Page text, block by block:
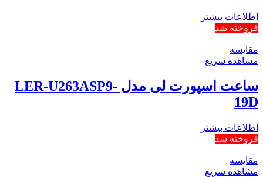
اطلاعات بیشتر
فروخته شد
مقایسه
مشاهده سریع
ساعت اسپورت لی مدل LER-U263ASP9-
19D
اطلاعات بیشتر
فروخته شد
مقایسه
مشاهده سریع